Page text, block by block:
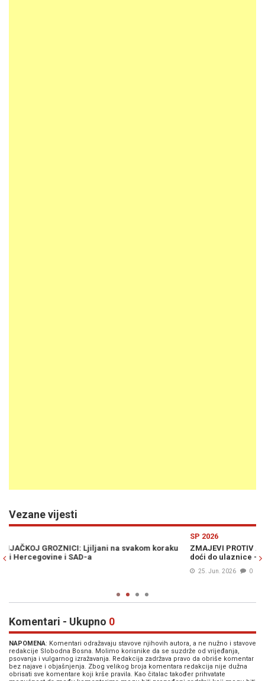
Vezane vijesti
ZMAJEVI PROTIV AMERIKE U SAN FRANCISCU: NS BiH objavio kako
doći do ulaznice — rok je sutra u ponoć
Komentari - Ukupno 0
NAPOMENA: Komentari odražavaju stavove njihovih autora, a ne nužno i stavove
redakcije Slobodna Bosna. Molimo korisnike da se suzdrže od vrijeđanja,
psovanja i vulgarnog izražavanja. Redakcija zadržava pravo da obriše komentar
bez najave i objašnjenja. Zbog velikog broja komentara redakcija nije dužna
obrisati sve komentare koji krše pravila. Kao čitalac također prihvatate